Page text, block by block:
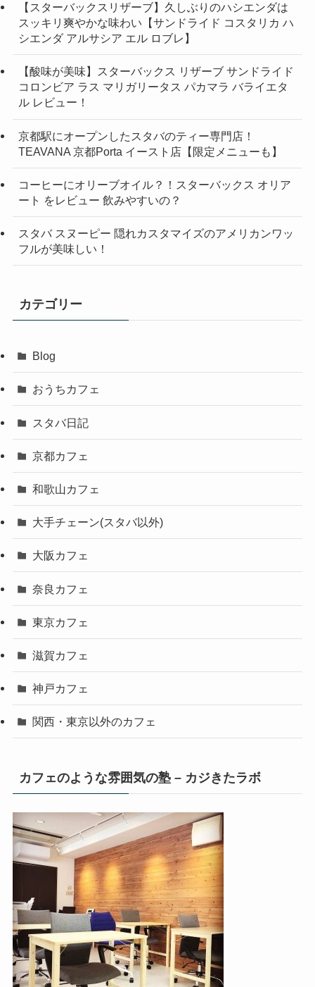
【スターバックスリザーブ】久しぶりのハシエンダは
スッキリ爽やかな味わい【サンドライド コスタリカ ハ
シエンダ アルサシア エル ロブレ】
【酸味が美味】スターバックス リザーブ サンドライド
コロンビア ラス マリガリータス パカマラ バライエタ
ル レビュー！
京都駅にオープンしたスタバのティー専門店！
TEAVANA 京都Porta イースト店【限定メニューも】
コーヒーにオリーブオイル？！スターバックス オリア
ート をレビュー 飲みやすいの？
スタバ スヌーピー 隠れカスタマイズのアメリカンワッ
フルが美味しい！
カテゴリー
Blog
おうちカフェ
スタバ日記
京都カフェ
和歌山カフェ
大手チェーン(スタバ以外)
大阪カフェ
奈良カフェ
東京カフェ
滋賀カフェ
神戸カフェ
関西・東京以外のカフェ
カフェのような雰囲気の塾 – カジきたラボ